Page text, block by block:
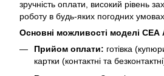
зручність оплати, високий рівень
роботу в будь-яких погодних умовах.
Основні можливості моделі СЕА
Прийом оплати: готівка
картки (контактні та